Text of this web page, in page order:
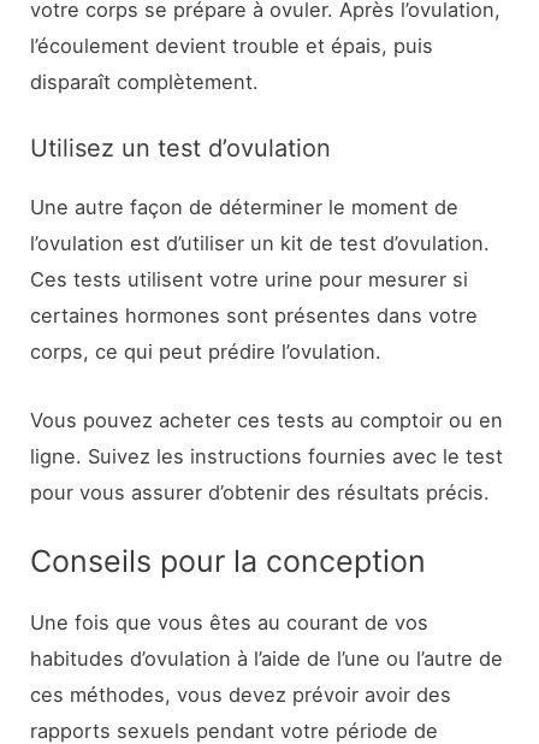
votre corps se prépare à ovuler. Après l’ovulation,
l’écoulement devient trouble et épais, puis
disparaît complètement.
Utilisez un test d’ovulation
Une autre façon de déterminer le moment de
l’ovulation est d’utiliser un kit de test d’ovulation.
Ces tests utilisent votre urine pour mesurer si
certaines hormones sont présentes dans votre
corps, ce qui peut prédire l’ovulation.
Vous pouvez acheter ces tests au comptoir ou en
ligne. Suivez les instructions fournies avec le test
pour vous assurer d’obtenir des résultats précis.
Conseils pour la conception
Une fois que vous êtes au courant de vos
habitudes d’ovulation à l’aide de l’une ou l’autre de
ces méthodes, vous devez prévoir avoir des
rapports sexuels pendant votre période de